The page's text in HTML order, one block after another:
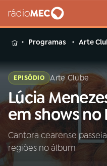
MENU
Buscar
na
Rádio
MEC
Início
Programas Arte
EPISÓDIO Arte Clube
Lúcia
em shows no
Cantora cearense
regiões no álbum